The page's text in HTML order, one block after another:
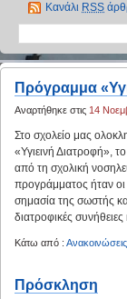
Κανάλι RSS
Πρόγραμμα
Αναρτήθηκε στις 14
Στο σχολείο μας
«Υγιεινή Διατροφή»,
από τη σχολική
προγράμματος ήταν οι
σημασία της σωστής
διατροφικές
Κάτω από : Ανακοινώσεις
Πρόσκληση